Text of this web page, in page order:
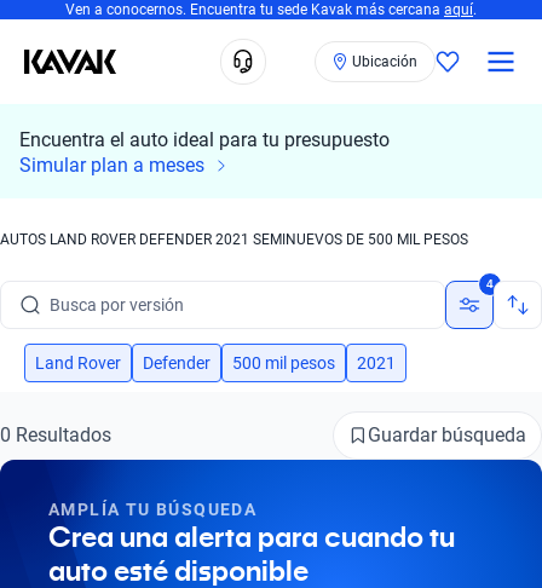
Ven a conocernos. Encuentra tu sede Kavak más cercana aquí.
Ubicación
Encuentra el auto ideal para tu presupuesto
Simular plan a meses
AUTOS LAND ROVER DEFENDER 2021 SEMINUEVOS DE 500 MIL PESOS
Busca por versión
Busca por año
Busca por modelo
Busca por versión
Busca por año
4
Land Rover Defender 500 mil pesos 2021
0 Resultados Guardar búsqueda
AMPLÍA TU BÚSQUEDA
Crea una alerta para cuando tu
auto esté disponible